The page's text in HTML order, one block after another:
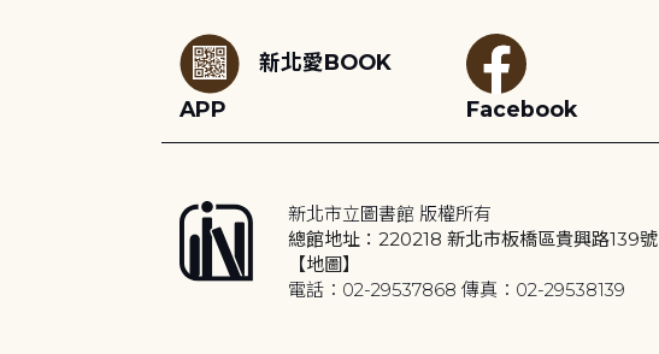
新北愛BOOK
APP
Facebook
新北市立圖書館 版權所有
總館地址：220218 新北市板橋區貴興路139號
【地圖】
電話：02-29537868 傳真：02-29538139